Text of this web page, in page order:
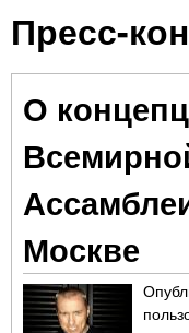
Пресс-
О
Москве